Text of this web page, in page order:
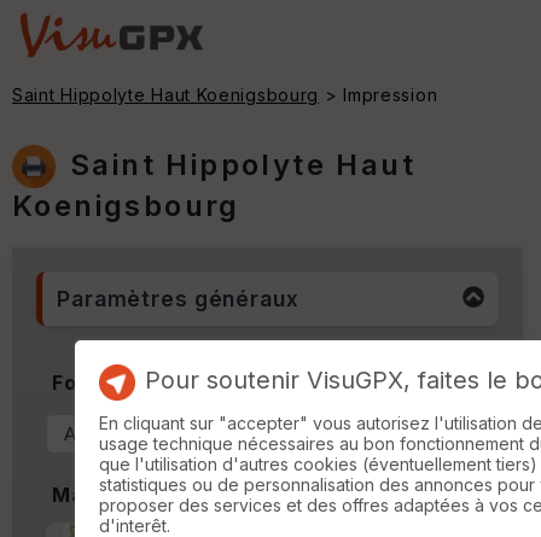
Saint Hippolyte Haut Koenigsbourg > Impression
Saint Hippolyte Haut
Koenigsbourg
Paramètres généraux
Format & Orientation
Marges
Pour soutenir VisuGPX, faites le
En cliquant sur "accepter" vous autorisez l'utilisation
usage technique nécessaires au bon fonctionnement
que l'utilisation d'autres cookies (éventuellement
statistiques ou de personnalisation des annonces pour
proposer des services et des offres adaptées à vos
d'interêt.